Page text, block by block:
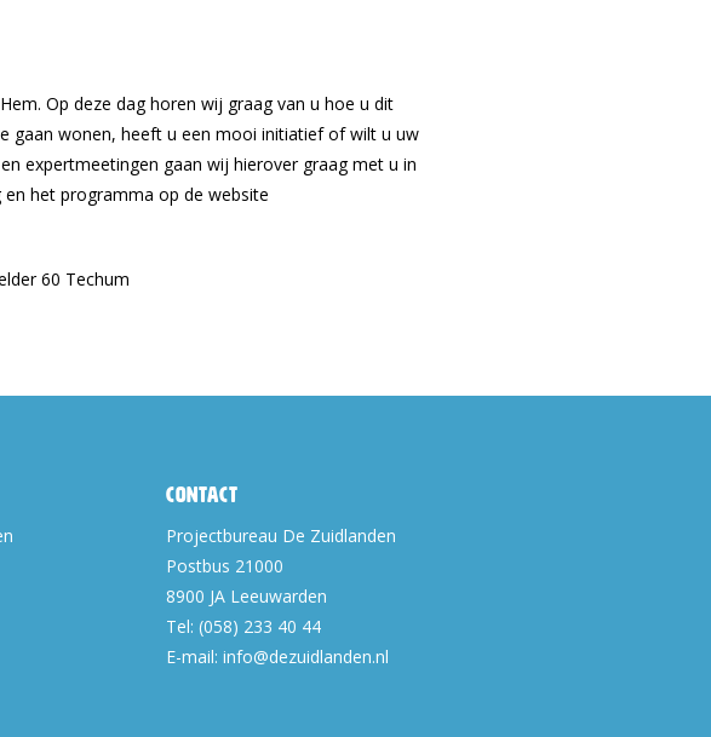
Op deze dag horen wij graag van u hoe u dit
gaan wonen, heeft u een mooi initiatief of wilt u uw
expertmeetingen gaan wij hierover graag met u in
het programma op de website
60 Techum
Contact
Projectbureau De Zuidlanden
Postbus 21000
8900 JA Leeuwarden
Tel: (058) 233 40 44
E-mail: info@dezuidlanden.nl